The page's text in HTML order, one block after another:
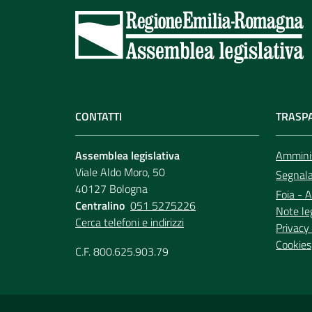
CONTATTI
Assemblea legislativa
Viale Aldo Moro, 50
40127 Bologna
Centralino 051 5275226
Cerca telefoni e indirizzi
C.F. 800.625.903.79
Foia -
Note
Cookies